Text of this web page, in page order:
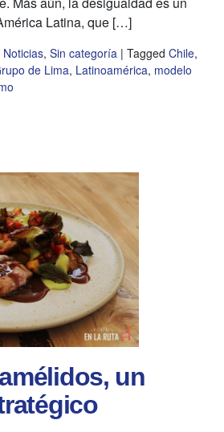
Latina, que […]
Noticias, Sin categoría | Tagged Chile,
de Lima, Latinoamérica, modelo
un